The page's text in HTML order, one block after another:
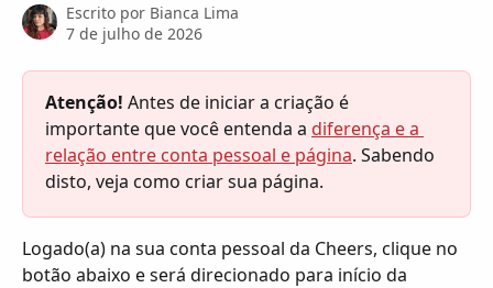
Escrito por Bianca Lima
7 de julho de 2026
Atenção! Antes de iniciar a criação é
importante que você entenda a diferença e a
relação entre conta pessoal e página. Sabendo
disto, veja como criar sua página.
Logado(a) na sua conta pessoal da Cheers, clique no
botão abaixo e será direcionado para início da